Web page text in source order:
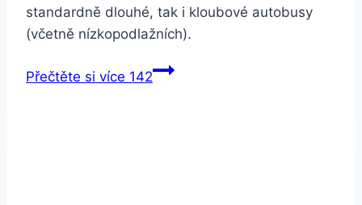
standardně dlouhé, tak i kloubové autobusy
(včetně nízkopodlažních).
Přečtěte si více 142